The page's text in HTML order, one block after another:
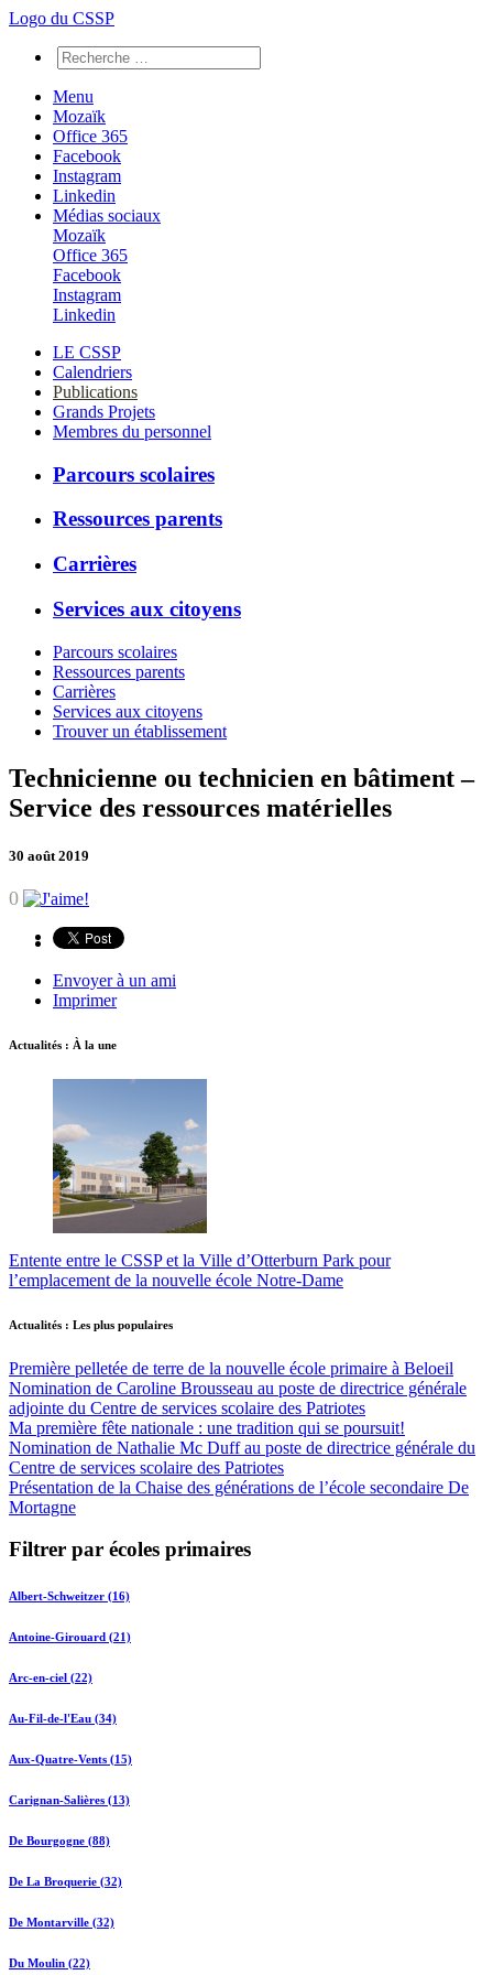
Logo du CSSP
Menu
Mozaïk
Office 365
Facebook
Instagram
Linkedin
Médias sociaux
Mozaïk
Office 365
Facebook
Instagram
Linkedin
LE CSSP
Calendriers
Publications
Grands Projets
Membres du personnel
Parcours scolaires
Ressources parents
Carrières
Services aux citoyens
Parcours scolaires
Ressources parents
Carrières
Services aux citoyens
Trouver un établissement
Technicienne ou technicien en bâtiment –
Service des ressources matérielles
30 août 2019
0
Envoyer à un ami
Imprimer
Actualités : À la une
Entente entre le CSSP et la Ville d’Otterburn Park pour
l’emplacement de la nouvelle école Notre-Dame
Actualités : Les plus populaires
Première pelletée de terre de la nouvelle école primaire à Beloeil
Nomination de Caroline Brousseau au poste de directrice générale
adjointe du Centre de services scolaire des Patriotes
Ma première fête nationale : une tradition qui se poursuit!
Nomination de Nathalie Mc Duff au poste de directrice générale du
Centre de services scolaire des Patriotes
Présentation de la Chaise des générations de l’école secondaire De
Mortagne
Filtrer par écoles primaires
Albert-Schweitzer (16)
Antoine-Girouard (21)
Arc-en-ciel (22)
Au-Fil-de-l'Eau (34)
Aux-Quatre-Vents (15)
Carignan-Salières (13)
De Bourgogne (88)
De La Broquerie (32)
De Montarville (32)
Du Moulin (22)